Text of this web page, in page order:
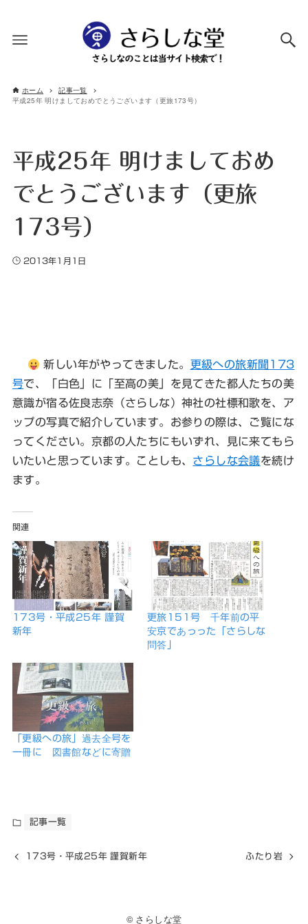
ホーム
記事一覧
平成25年 明けましておめでとうございます（更旅173号）
平成25年 明けましておめ
でとうございます（更旅
173号）
2013年1月1日
新しい年がやってきました。 更級への旅新聞173
号で、「白色」に「至高の美」を見てきた都人たちの美
意識が宿る佐良志奈（さらしな）神社の社標和歌を、ア
ップの写真で紹介しています。お参りの際は、ご覧にな
ってください。京都の人たちにもいずれ、見に来てもら
いたいと思っています。ことしも、 さらしな会議を続け
ます。
関連
173号・平成25年 謹賀
新年
更旅151号 千年前の平
安京であっった「さらしな
問答」
「更級への旅」過去全号を
一冊に 図書館などに寄贈
記事一覧
173号・平成25年 謹賀新年 ふたり岩
© さらしな堂